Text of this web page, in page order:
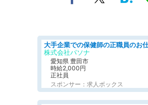
株式会社パソナ
愛知県 豊田市
時給2,000円
正社員
スポンサー：求人ボックス